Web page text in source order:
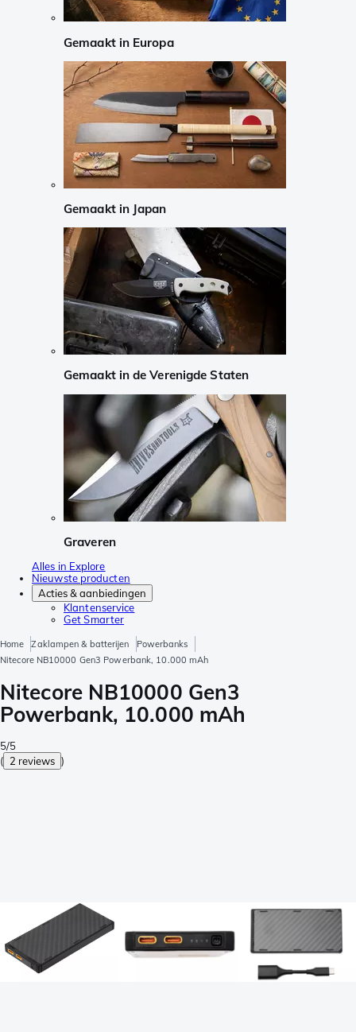
Gemaakt in Europa
Gemaakt in Japan
Gemaakt in de Verenigde Staten
Graveren
Alles in Explore
Nieuwste producten
Acties & aanbiedingen
Klantenservice
Get Smarter
Home Zaklampen & batterijen
Powerbanks
Nitecore NB10000 Gen3 Powerbank, 10.000 mAh
Nitecore NB10000 Gen3
Powerbank, 10.000 mAh
5/5
( 2 reviews )